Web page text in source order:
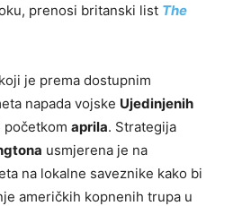
prenosi britanski list The
je prema dostupnim
napada vojske Ujedinjenih
početkom aprila. Strategija
usmjerena je na
na lokalne saveznike kako bi
američkih kopnenih trupa u